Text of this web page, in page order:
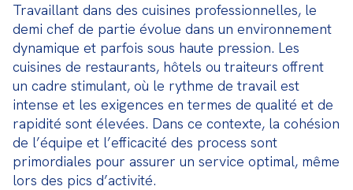
Travaillant dans des cuisines professionnelles, le
demi chef de partie évolue dans un environnement
dynamique et parfois sous haute pression. Les
cuisines de restaurants, hôtels ou traiteurs offrent
un cadre stimulant, où le rythme de travail est
intense et les exigences en termes de qualité et de
rapidité sont élevées. Dans ce contexte, la cohésion
de l’équipe et l’efficacité des process sont
primordiales pour assurer un service optimal, même
lors des pics d’activité.